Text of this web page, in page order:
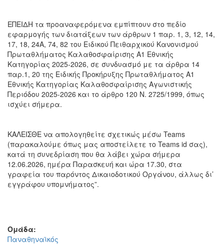
ΕΠΕΙΔΗ τα προαναφερόμενα εμπίπτουν στο πεδίο
εφαρμογής των διατάξεων των άρθρων 1 παρ. 1, 3, 12, 14,
17, 18, 24Α, 74, 82 του Ειδικού Πειθαρχικού Κανονισμού
Πρωταθλήματος Καλαθοσφαίρισης Α1 Εθνικής
Κατηγορίας 2025-2026, σε συνδυασμό με τα άρθρα 14
παρ.1, 20 της Ειδικής Προκήρυξης Πρωταθλήματος Α1
Εθνικής Κατηγορίας Καλαθοσφαίρισης Αγωνιστικής
Περιόδου 2025-2026 και το άρθρο 120 Ν. 2725/1999, όπως
ισχύει σήμερα.
ΚΑΛΕΙΣΘΕ να απολογηθείτε σχετικώς μέσω Teams
(παρακαλούμε όπως μας αποστείλετε το Teams id σας),
κατά τη συνεδρίαση που θα λάβει χώρα σήμερα
12.06.2026, ημέρα Παρασκευή και ώρα 17.30, στα
γραφεία του παρόντος Δικαιοδοτικού Οργάνου, άλλως δι’
εγγράφου υπομνήματος”.
Ομάδα:
Παναθηναϊκός